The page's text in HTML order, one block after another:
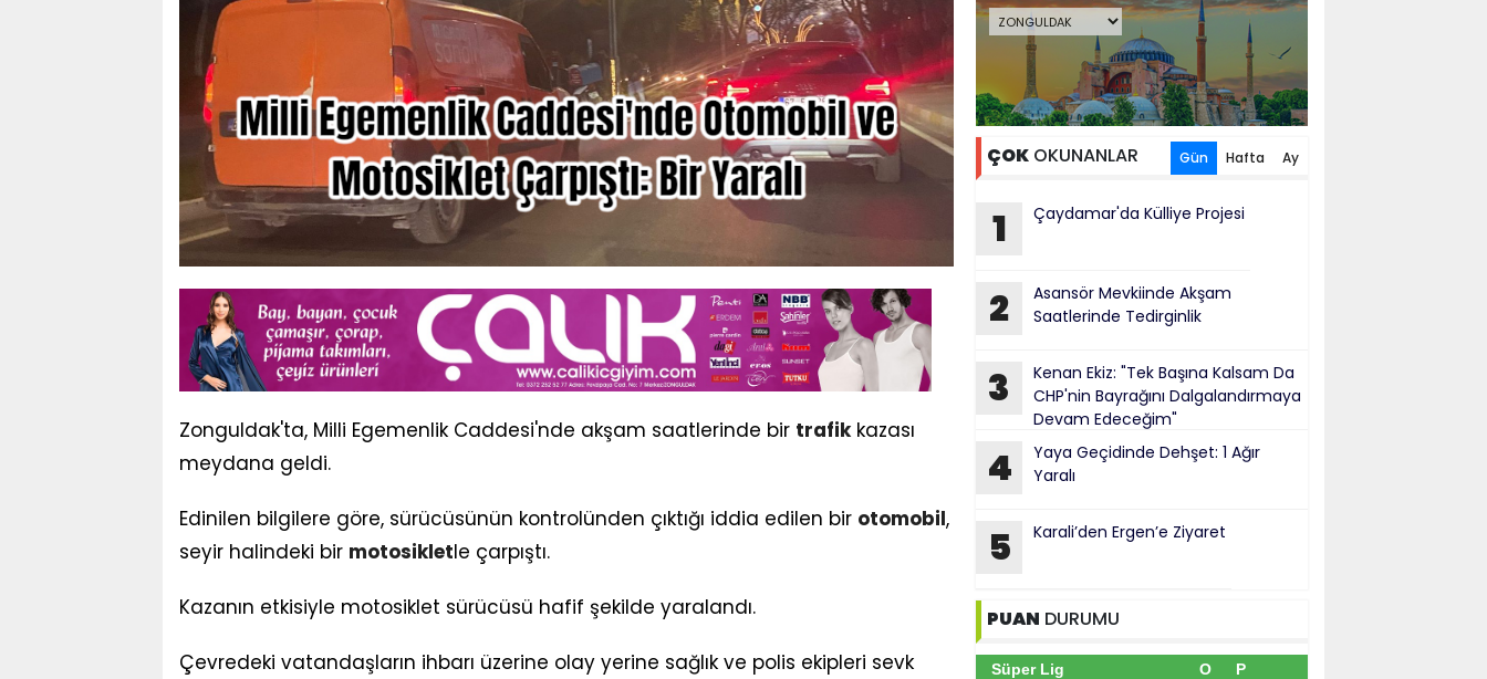
Zonguldak'ta, Milli Egemenlik Caddesi'nde akşam saatlerinde bir trafikkazası
meydana geldi.
Edinilen bilgilere göre, sürücüsünün kontrolünden çıktığı iddia edilen bir otomobil,
seyir halindeki bir motosikletle çarpıştı.
Kazanın etkisiyle motosiklet sürücüsü hafif şekilde yaralandı.
Çevredeki vatandaşların ihbarı üzerine olay yerine sağlık ve polis ekipleri sevk
ÇOK OKUNANLAR Gün Hafta Ay
1 Çaydamar'da Külliye Projesi
2
​Asansör Mevkiinde Akşam
Saatlerinde Tedirginlik
3
Kenan Ekiz: "Tek Başına Kalsam Da
CHP'nin Bayrağını Dalgalandırmaya
Devam Edeceğim"
4
Yaya Geçidinde Dehşet: 1 Ağır
Yaralı
5 Karali’den Ergen’e Ziyaret
PUAN DURUMU
Süper Lig O P